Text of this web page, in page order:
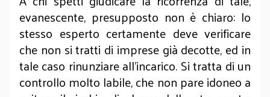
evanescente, presupposto non è chiaro: lo
stesso esperto certamente deve verificare
che non si tratti di imprese già decotte, ed in
tale caso rinunziare all’incarico. Si tratta di un
controllo molto labile, che non pare idoneo a